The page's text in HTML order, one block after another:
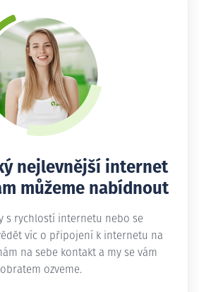
nejlevnější internet
můžeme nabídnout
s rychlostí internetu nebo se
víc o připojení k internetu na
na sebe kontakt a my se vám
obratem ozveme.